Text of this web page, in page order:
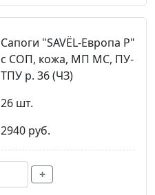
Сапоги "SAVЁL-Европа Р"
с СОП, кожа, МП МС, ПУ-
ТПУ р. 36 (ЧЗ)
26 шт.
2940 руб.
+